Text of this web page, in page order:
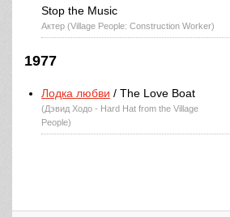
Stop the Music
Актер (Village People: Construction Worker)
1977
Лодка любви / The Love Boat
(Дэвид Ходо - Hard Hat from the Village
People)